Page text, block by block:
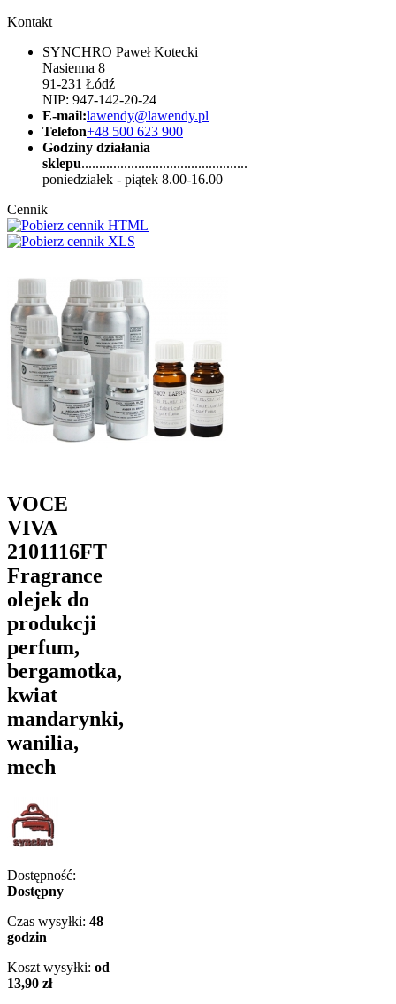
Kontakt
SYNCHRO Paweł Kotecki
Nasienna 8
91-231 Łódź
NIP: 947-142-20-24
E-mail:lawendy@lawendy.pl
Telefon+48 500 623 900
Godziny działania
sklepu...............................................
poniedziałek - piątek 8.00-16.00
Cennik
VOCE
VIVA
2101116FT
Fragrance
olejek do
produkcji
perfum,
bergamotka,
kwiat
mandarynki,
wanilia,
mech
Dostępność:
Dostępny
Czas wysyłki: 48
godzin
Koszt wysyłki: od
13,90 zł